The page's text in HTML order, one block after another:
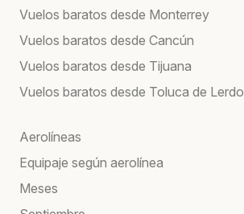
Vuelos baratos desde Monterrey
Vuelos baratos desde Cancún
Vuelos baratos desde Tijuana
Vuelos baratos desde Toluca de Lerdo
Aerolíneas
Equipaje según aerolínea
Meses